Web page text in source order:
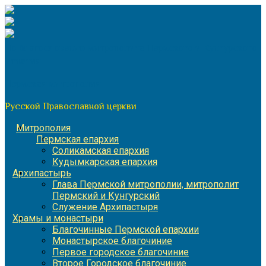
Перейти
к
содержимому
Русской Православной церкви
Митрополия
Пермская епархия
Соликамская епархия
Кудымкарская епархия
Архипастырь
Глава Пермской митрополии, митрополит
Пермский и Кунгурский
Служение Архипастыря
Храмы и монастыри
Благочинные Пермской епархии
Монастырское благочиние
Первое городское благочиние
Второе Городское благочиние